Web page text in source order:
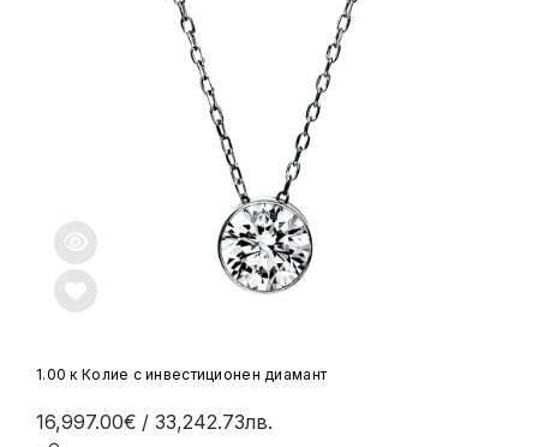
1.00 к Колие с инвестиционен диамант
16,997.00€ / 33,242.73лв.